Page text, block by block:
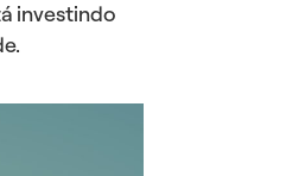
investindo